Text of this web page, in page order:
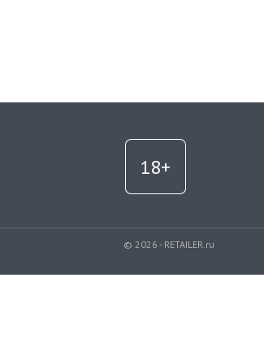
© 2026 - RETAILER.ru